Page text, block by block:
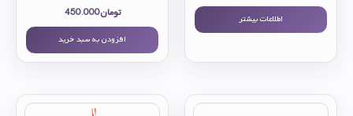
اطلاعات بیشتر تومان450.000
افزودن به سبد خرید